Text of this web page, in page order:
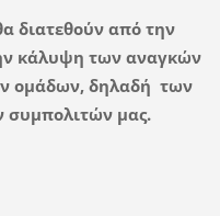
διατεθούν από την
κάλυψη των αναγκών
ομάδων, δηλαδή των
συμπολιτών μας.